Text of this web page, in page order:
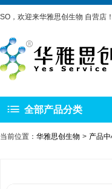
SO，欢迎来华雅思创生物 自营店！
全部产品分类
当前位置： 华雅思创生物 产品